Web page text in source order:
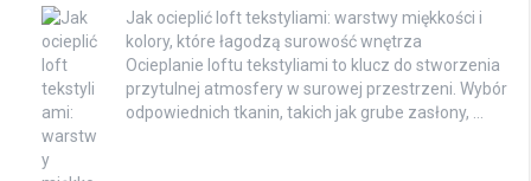
Jak ocieplić loft tekstyliami: warstwy miękkości i
kolory, które łagodzą surowość wnętrza
Ocieplanie loftu tekstyliami to klucz do stworzenia
przytulnej atmosfery w surowej przestrzeni. Wybór
odpowiednich tkanin, takich jak grube zasłony, …